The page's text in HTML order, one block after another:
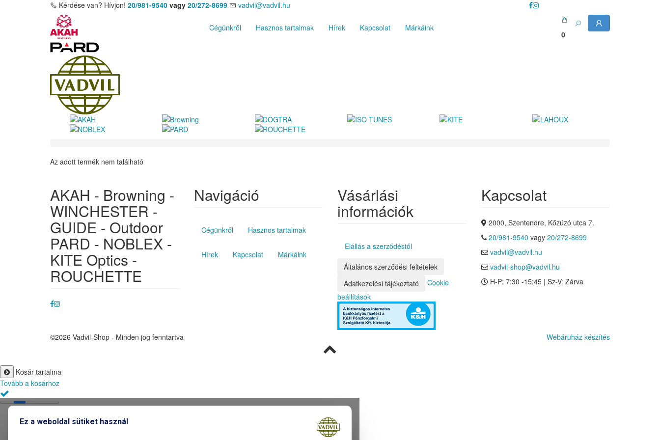
Kérdése van? Hívjon! 20/981-9540 vagy 20/272-8699 vadvil@vadvil.hu
Cégünkről Hasznos tartalmak Hírek Kapcsolat Márkáink
0
Az adott termék nem található
AKAH - Browning -
WINCHESTER -
GUIDE - Outdoor
PARD - NOBLEX -
KITE Optics -
ROUCHETTE
Navigáció
Cégünkről Hasznos tartalmak
Hírek Kapcsolat Márkáink
Vásárlási
információk
Elállás a szerződéstől
Általános szerződési feltételek
Adatkezelési tájékoztató
Cookie
beállítások
Kapcsolat
2000, Szentendre, Kőzúzó utca 7.
20/981-9540 vagy 20/272-8699
vadvil@vadvil.hu
vadvil-shop@vadvil.hu
H-P: 7:30 -15:45 | Sz-V: Zárva
©2026 Vadvil-Shop - Minden jog fenntartva Webáruház készítés
Kosár tartalma
Tovább a kosárhoz
Ez a weboldal sütiket használ